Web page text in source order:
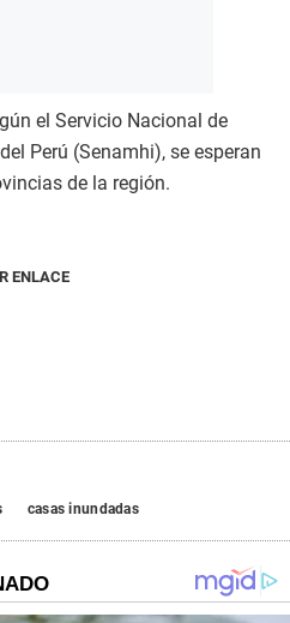
el Servicio Nacional de
Perú (Senamhi), se esperan
de la región.
ENLACE
casas inundadas